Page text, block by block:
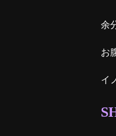
余
お
イ